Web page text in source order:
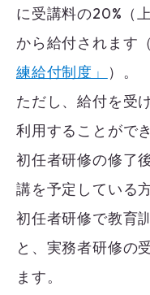
に受講料の20%（
から給付されます
練給付制度」
）。
ただし、給付を受
利用することがで
初任者研修の修了
講を予定している
初任者研修で教育
と、実務者研修の
ます。